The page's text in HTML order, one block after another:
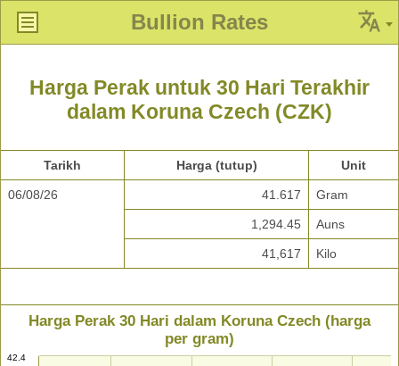
Bullion Rates
Harga Perak untuk 30 Hari Terakhir
dalam Koruna Czech (CZK)
Tarikh Harga (tutup) Unit
06/08/26 41.617 Gram
1,294.45 Auns
41,617 Kilo
Harga Perak 30 Hari dalam Koruna Czech (harga
per gram)
42.4